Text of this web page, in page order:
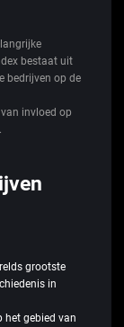
bestaat uit
bedrijven op de
invloed op
grootste
in
gebied van